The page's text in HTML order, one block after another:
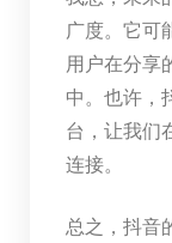
广度。它可
用户在分享
中。也许，
台，让我们
连接。
总之，抖音